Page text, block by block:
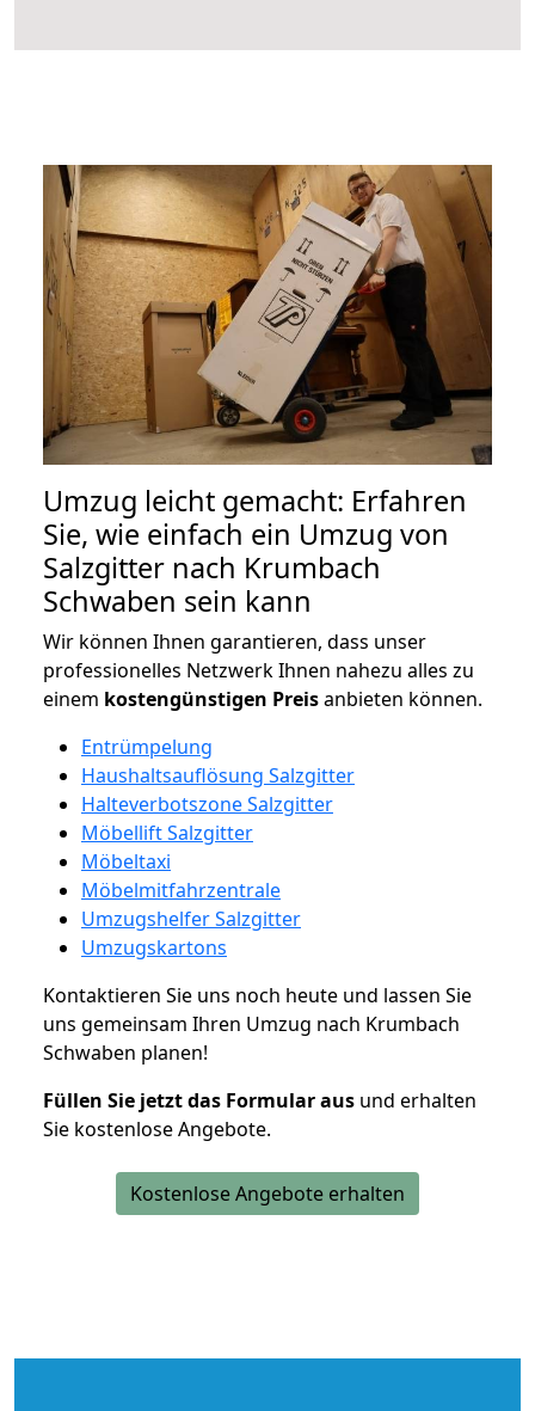
Umzug leicht gemacht: Erfahren
Sie, wie einfach ein Umzug von
Salzgitter nach Krumbach
Schwaben sein kann
Wir können Ihnen garantieren, dass unser
professionelles Netzwerk Ihnen nahezu alles zu
einem kostengünstigen Preisanbieten können.
Entrümpelung
Haushaltsauflösung Salzgitter
Halteverbotszone Salzgitter
Möbellift Salzgitter
Möbeltaxi
Möbelmitfahrzentrale
Umzugshelfer Salzgitter
Umzugskartons
Kontaktieren Sie uns noch heute und lassen Sie
uns gemeinsam Ihren Umzug nach Krumbach
Schwaben planen!
Füllen Sie jetzt das Formular aus und erhalten
Sie kostenlose Angebote.
Kostenlose Angebote erhalten